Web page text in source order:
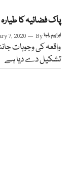
پاک فضائیہ کا
7, 2020 Byابراہیم راجا
واقعہ کی وجوہات
تشکیل دے دیا ہے